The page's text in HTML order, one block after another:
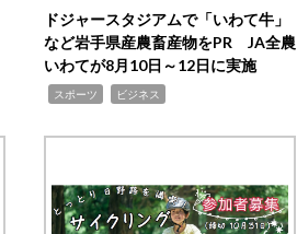
ドジャースタジアムで「いわて牛」
など岩手県産農畜産物をPR JA全農
いわてが8月10日～12日に実施
スポーツ ビジネス